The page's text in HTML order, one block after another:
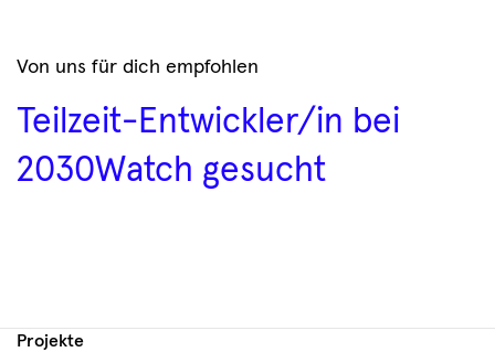
Von uns für dich empfohlen
Teilzeit-Entwickler/in bei
2030Watch gesucht
Projekte